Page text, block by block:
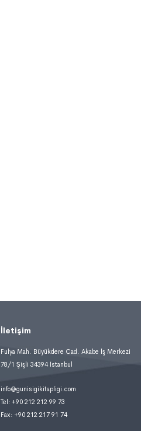
İletişim
Fulya Mah. Büyükdere Cad. Akabe İş Merkezi
78/1 Şişli 34394 İstanbul
info@gunisigikitapligi.com
Tel: +90 212 212 99 73
Fax: +90 212 217 91 74